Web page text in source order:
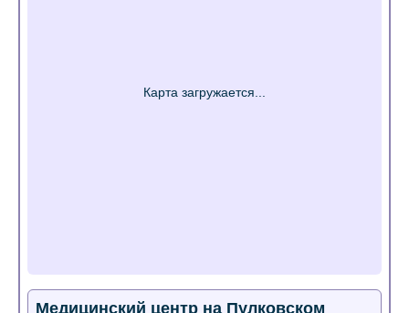
Медицинский центр на Пулковском